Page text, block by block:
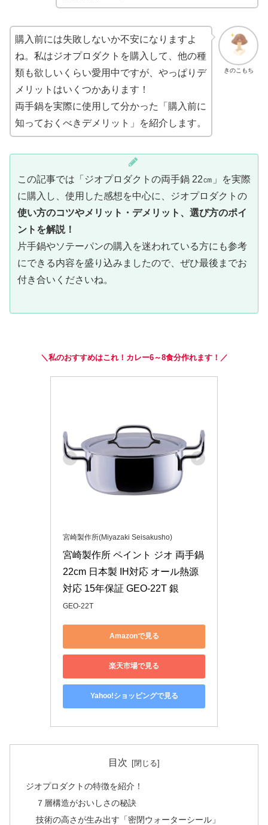
きのこもち
購入前には失敗しないか不安になりますよ
ね。私はジオプロダクトを購入して、他の種
類も欲しいくらい愛用中ですが、やっぱりデ
メリットはいくつかあります！
両手鍋を実際に使用して分かった「購入前に
知っておくべきデメリット」を紹介します。
この記事では「ジオプロダクトの両手鍋 22㎝」を実際
に購入し、使用した感想を中心に、ジオプロダクトの
使い方のコツやメリット・デメリット、選び方のポイ
ントを解説！
片手鍋やソテーパンの購入を迷われている方にも参考
にできる内容を盛り込みましたので、ぜひ最後までお
付き合いくださいね。
＼私のおすすめはこれ！カレー6～8食分作れます！／
宮崎製作所(Miyazaki Seisakusho)
宮崎製作所 ペイント ジオ 両手鍋
22cm 日本製 IH対応 オール熱源
対応 15年保証 GEO-22T 銀
GEO-22T
Amazonで見る
楽天市場で見る
Yahoo!ショッピングで見る
目次
ジオプロダクトの特徴を紹介！
７層構造がおいしさの秘訣
技術の高さが生み出す「密閉ウォーターシール」